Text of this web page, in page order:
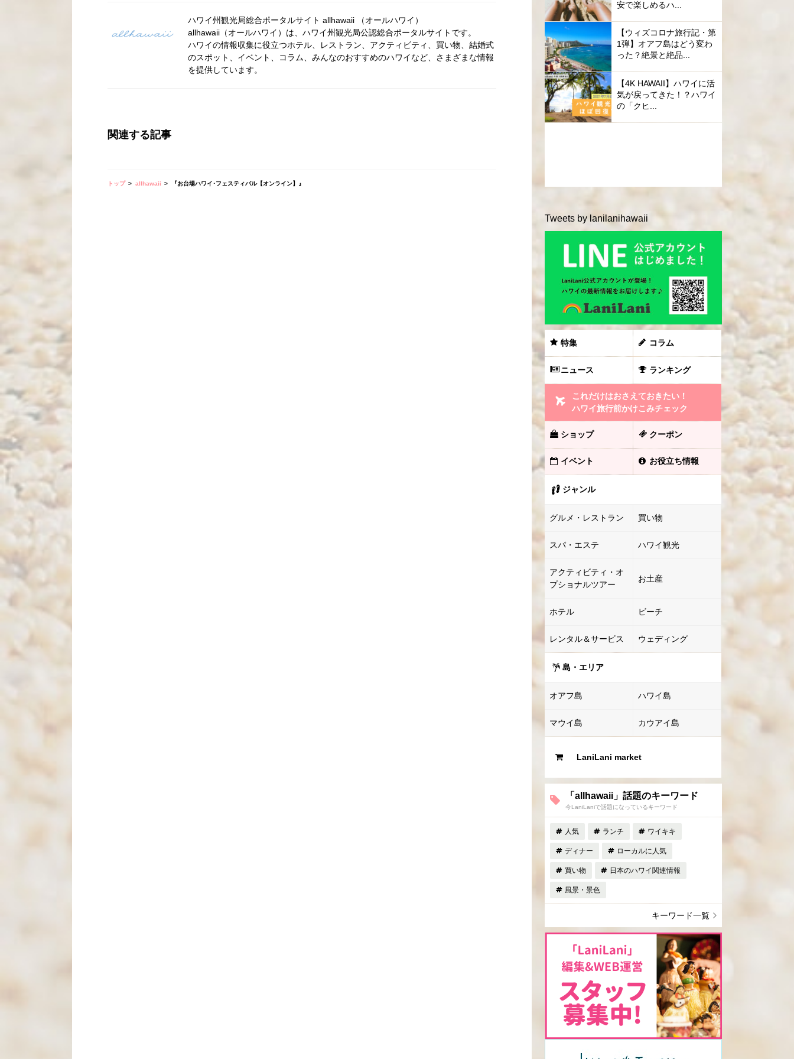
ハワイ州観光局総合ポータルサイト allhawaii （オールハワイ）
allhawaii（オールハワイ）は、ハワイ州観光局公認総合ポータルサイトです。
ハワイの情報収集に役立つホテル、レストラン、アクティビティ、買い物、結婚式
のスポット、イベント、コラム、みんなのおすすめのハワイなど、さまざまな情報
を提供しています。
関連する記事
トップ allhawaii 『お台場ハワイ･フェスティバル【オンライン】』
安で楽しめるハ...
【ウィズコロナ旅行記・第
1弾】オアフ島はどう変わ
った？絶景と絶品...
【4K HAWAII】ハワイに活
気が戻ってきた！？ハワイ
の「クヒ...
Tweets by lanilanihawaii
特集 コラム
ニュース ランキング
これだけはおさえておきたい！
ハワイ旅行前かけこみチェック
ショップ クーポン
イベント お役立ち情報
ジャンル
グルメ・レストラン 買い物
スパ・エステ ハワイ観光
アクティビティ・オ
プショナルツアー
お土産
ホテル ビーチ
レンタル＆サービス ウェディング
島・エリア
オアフ島 ハワイ島
マウイ島 カウアイ島
LaniLani market
「allhawaii」話題のキーワード
今LaniLaniで話題になっているキーワード
人気 ランチ ワイキキ
ディナー ローカルに人気
買い物 日本のハワイ関連情報
風景・景色
キーワード一覧